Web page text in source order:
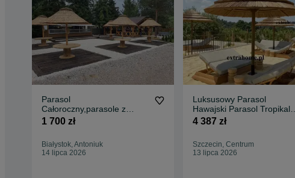
Parasol
Całoroczny,parasole z
trzciny
1 700 zł
Białystok, Antoniuk
14 lipca 2026
Luksusowy Parasol
Hawajski Parasol Tropikalny
TIKI parasol Egzotyczny
4 387 zł
Szczecin, Centrum
13 lipca 2026